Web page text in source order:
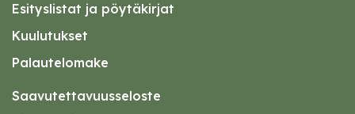
Esityslistat ja pöytäkirjat
Kuulutukset
Palautelomake
Saavutettavuusseloste